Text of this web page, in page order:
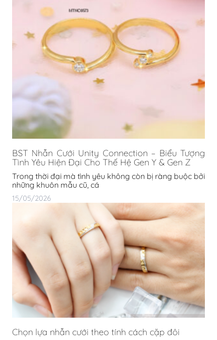
BST Nhẫn Cưới Unity Connection – Biểu Tượng
Tình Yêu Hiện Đại Cho Thế Hệ Gen Y & Gen Z
Trong thời đại mà tình yêu không còn bị ràng buộc bởi
những khuôn mẫu cũ, cá
15/05/2026
Chọn lựa nhẫn cưới theo tính cách cặp đôi